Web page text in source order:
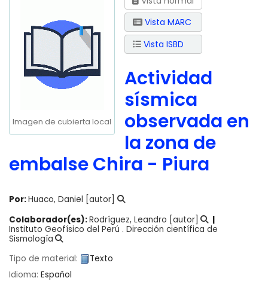
Imagen de cubierta local
Vista MARC
Vista ISBD
Actividad
sísmica
observada en
la zona de
embalse Chira - Piura
Por:Huaco, Daniel [autor]
Colaborador(es):Rodríguez, Leandro [autor]
Instituto Geofísico del Perú . Dirección científica de
Sismología
Tipo de material:
Texto
Idioma: Español